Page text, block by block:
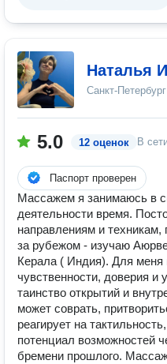
Наталья
Санкт-
5.0 12 оценок В
Паспорт проверен
Массажем я занимаюсь в
деятельности время.
направлениям и
за рубежом - изучаю
Керала ( Индия). Для меня
чувственности, доверия и
таинство открытий и
может соврать,
реагирует на
потенциал возможностей
бремени прошлого. Массаж